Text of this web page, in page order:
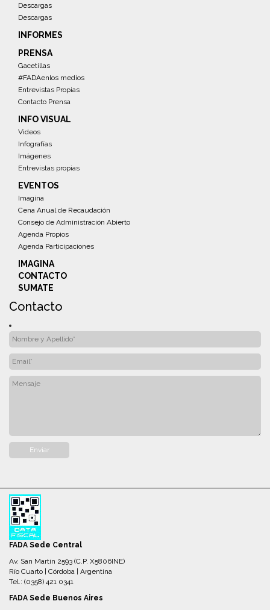
Descargas
Descargas
INFORMES
PRENSA
Gacetillas
#FADAenlos medios
Entrevistas Propias
Contacto Prensa
INFO VISUAL
Videos
Infografías
Imágenes
Entrevistas propias
EVENTOS
Imagina
Cena Anual de Recaudación
Consejo de Administración Abierto
Agenda Propios
Agenda Participaciones
IMAGINA
CONTACTO
SUMATE
Contacto
FADA Sede Central
Av. San Martín 2593 (C.P. X5806INE)
Río Cuarto | Córdoba | Argentina
Tel.: (0358) 421 0341
FADA Sede Buenos Aires